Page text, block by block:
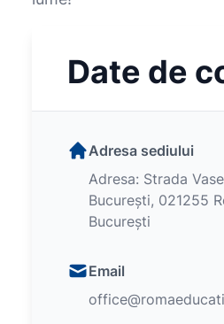
Date de
Adresa sediului
Adresa: Strada
București, 021255
București
Email